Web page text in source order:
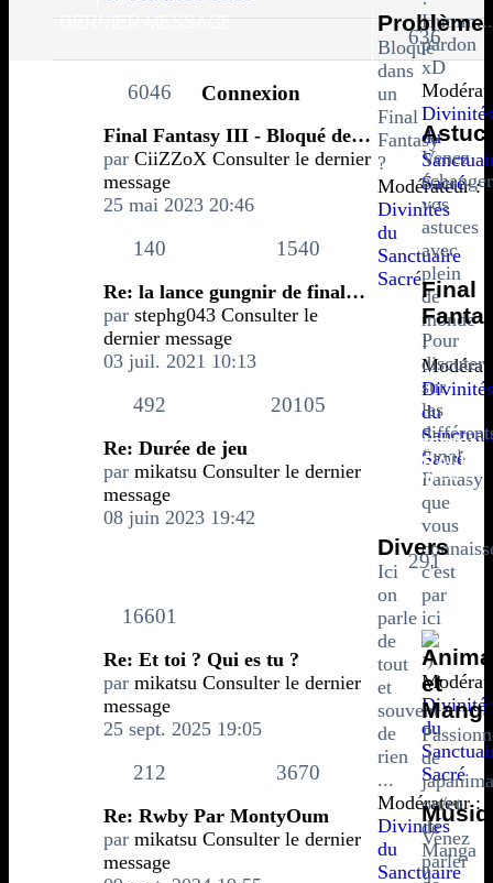
Humm...
pardon
xD
Divinités
du
Sacré
DERNIER MESSAGE
Bloqué
dans
un
Final
Fantasy
?
Modérateur :
Divinités
du
Sanctuaire
Sacré
636
6046
Final Fantasy III - Bloqué de…
par CiiZZoX Consulter le dernier
message
25 mai 2023 20:46
Venez
échanger
vos
astuces
avec
plein
de
monde
!
Divinités
du
Sacré
140 1540
Re: la lance gungnir de final…
par stephg043 Consulter le
dernier message
03 juil. 2021 10:13
Final
Pour
discuter
sur
les
Final
Fantasy
que
vous
c'est
par
ici
Divinités
du
Sacré
492 20105
Re: Durée de jeu
par mikatsu Consulter le dernier
message
08 juin 2023 19:42
DISCUSSION
GÉNÉRALE
SUJETS
MESSAGES
Divers
Ici
on
parle
de
tout
et
souvent
de
rien
...
Modérateur :
Divinités
du
Sanctuaire
291
16601
Re: Et toi ? Qui es tu ?
par mikatsu Consulter le dernier
message
25 sept. 2025 19:05
et
de
ou/et
de
Manga
?
212 3670
Re: Rwby Par MontyOum
par mikatsu Consulter le dernier
message
Venez
parler
Connexion